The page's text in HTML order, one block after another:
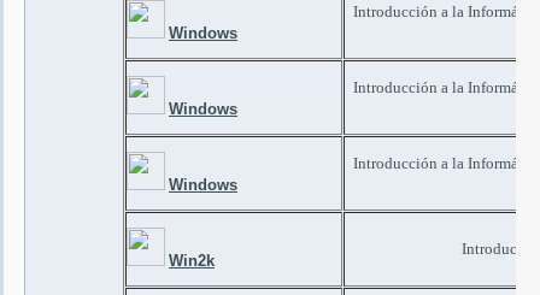
Windows
Introducción a la
Windows
Introducción a la
Windows
Introducción a la
Win2k